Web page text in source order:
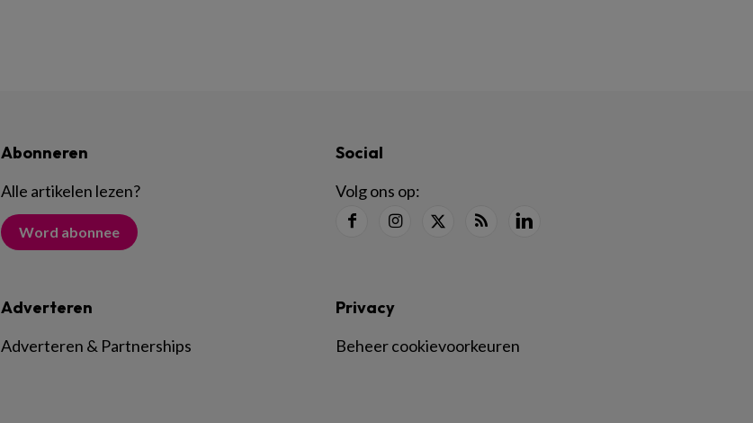
Abonneren
Alle artikelen lezen?
Word abonnee
Social
Volg ons op:
Adverteren
Adverteren & Partnerships
Privacy
Beheer cookievoorkeuren